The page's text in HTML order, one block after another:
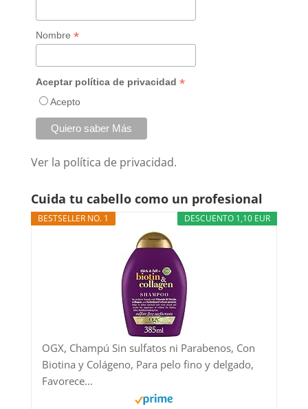
Nombre*
Aceptar política de privacidad*
Acepto
Ver la política de privacidad.
Cuida tu cabello como un profesional
DESCUENTO 1,10 EUR
BESTSELLER NO. 1
OGX, Champú Sin sulfatos ni Parabenos, Con
Biotina y Colágeno, Para pelo fino y delgado,
Favorece...